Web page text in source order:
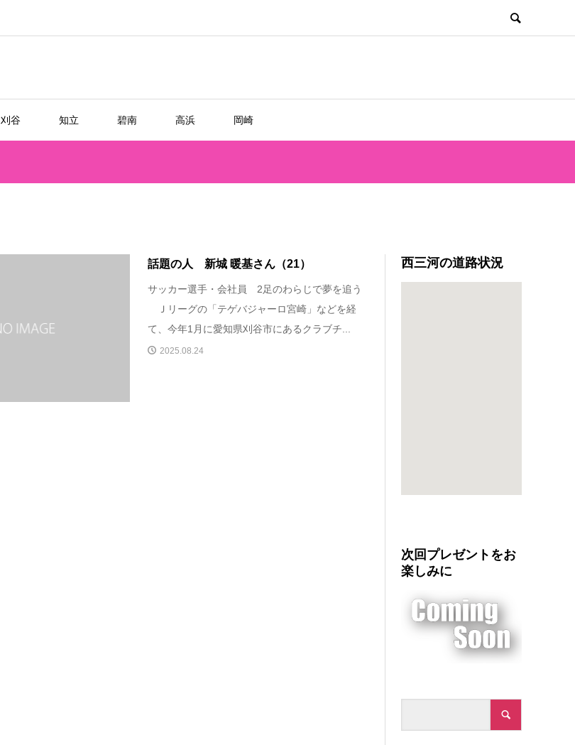
刈谷 知立 碧南 高浜 岡崎
話題の人 新城 暖基さん（21）
サッカー選手・会社員 2足のわらじで夢を追う
Ｊリーグの「テゲバジャーロ宮崎」などを経
て、今年1月に愛知県刈谷市にあるクラブチ...
2025.08.24
西三河の道路状況
次回プレゼントをお
楽しみに